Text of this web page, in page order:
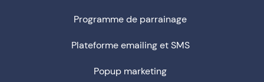
Programme de parrainage
Plateforme emailing et SMS
Popup marketing